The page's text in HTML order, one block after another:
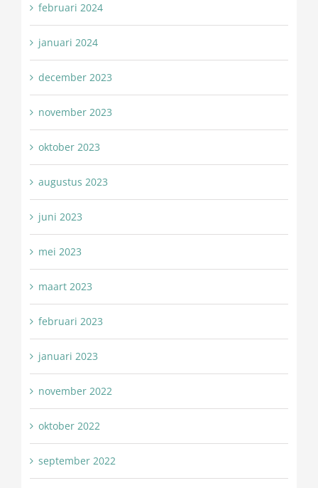
februari 2024
januari 2024
december 2023
november 2023
oktober 2023
augustus 2023
juni 2023
mei 2023
maart 2023
februari 2023
januari 2023
november 2022
oktober 2022
september 2022